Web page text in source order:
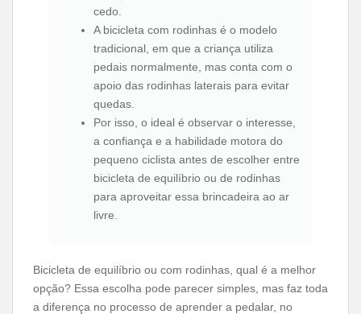
cedo.
A bicicleta com rodinhas é o modelo
tradicional, em que a criança utiliza
pedais normalmente, mas conta com o
apoio das rodinhas laterais para evitar
quedas.
Por isso, o ideal é observar o interesse,
a confiança e a habilidade motora do
pequeno ciclista antes de escolher entre
bicicleta de equilíbrio ou de rodinhas
para aproveitar essa brincadeira ao ar
livre.
Bicicleta de equilíbrio ou com rodinhas, qual é a melhor
opção? Essa escolha pode parecer simples, mas faz toda
a diferença no processo de aprender a pedalar, no